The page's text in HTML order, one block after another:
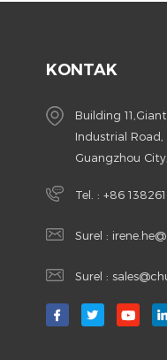
KONTAK
Building
Industrial
Guangzhou
Tel. : +86
Surel :
Surel :